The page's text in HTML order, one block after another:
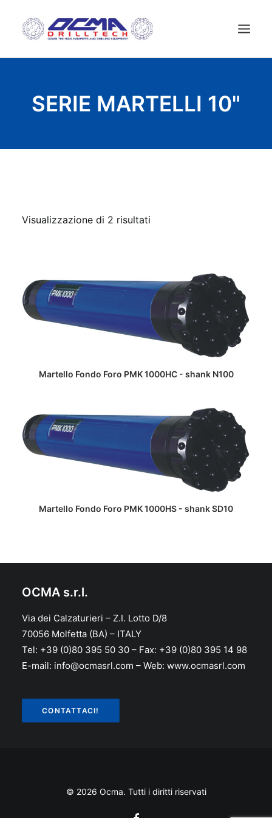
AZIENDA
ITALIANO
SERIE MARTELLI 10"
Visualizzazione di 2 risultati
LEGGI TUTTO
Martello Fondo Foro PMK 1000HC - shank N100
LEGGI TUTTO
Martello Fondo Foro PMK 1000HS - shank SD10
OCMA s.r.l.
Via dei Calzaturieri – Z.I. Lotto D/8
70056 Molfetta (BA) – ITALY
Tel: +39 (0)80 395 50 30 – Fax: +39 (0)80 395 14 98
E-mail: info@ocmasrl.com – Web: www.ocmasrl.com
CONTATTACI!
© 2026 Ocma. Tutti i diritti riservati